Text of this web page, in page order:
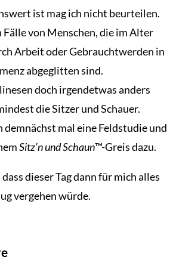
ist mag ich nicht beurteilen.
Fälle von Menschen, die im Alter
Arbeit oder Gebrauchtwerden in
abgeglitten sind.
doch irgendetwas anders
die Sitzer und Schauer.
mal eine Feldstudie und
Sitz’n und Schaun™-Greis dazu.
dieser Tag dann für mich alles
vergehen würde.